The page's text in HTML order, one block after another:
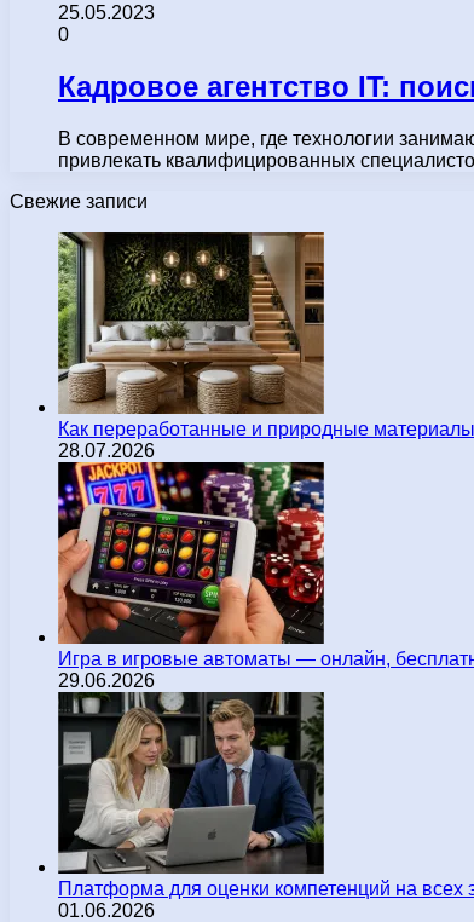
25.05.2023
0
Кадровое агентство IT:
В современном мире, где технологии
привлекать квалифицированных
Свежие записи
Как переработанные и природные
28.07.2026
Игра в игровые автоматы — онлайн,
29.06.2026
Платформа для оценки компетенций на всех
01.06.2026